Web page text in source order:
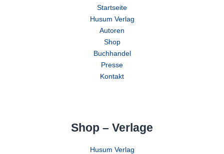
Startseite
Husum Verlag
Autoren
Shop
Buchhandel
Presse
Kontakt
Shop – Verlage
Husum Verlag